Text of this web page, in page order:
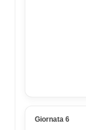
Giornata 6